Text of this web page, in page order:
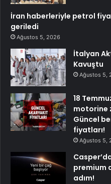
İran haberleriyle petrol
geriledi
Ağustos 5, 2026
İtalyan
Kavuştu
Ağustos 5,
18
motorine
Güncel
fiyatları!
Ağustos 5,
premium
adım!